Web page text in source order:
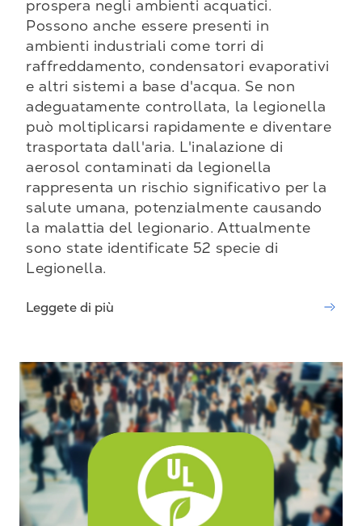
prospera negli ambienti acquatici.
Possono anche essere presenti in
ambienti industriali come torri di
raffreddamento, condensatori evaporativi
e altri sistemi a base d'acqua. Se non
adeguatamente controllata, la legionella
può moltiplicarsi rapidamente e diventare
trasportata dall'aria. L'inalazione di
aerosol contaminati da legionella
rappresenta un rischio significativo per la
salute umana, potenzialmente causando
la malattia del legionario. Attualmente
sono state identificate 52 specie di
Legionella.
Leggete di più